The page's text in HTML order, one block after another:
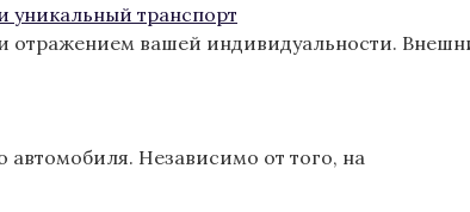
уникальный транспорт
отражением вашей индивидуальности.
Независимо от того, на